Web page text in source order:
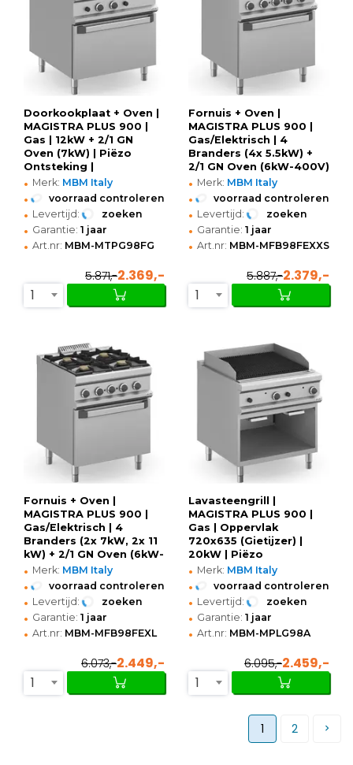
Doorkookplaat + Oven |
MAGISTRA PLUS 900 |
Gas | 12kW + 2/1 GN
Oven (7kW) | Piëzo
Ontsteking |
800x900x850(h)mm
• Merk: MBM Italy
• voorraad controleren
• Levertijd: zoeken
• Garantie: 1 jaar
• Art.nr: MBM-MTPG98FG
5.871,-2.369,-
1
Fornuis + Oven |
MAGISTRA PLUS 900 |
Gas/Elektrisch | 4
Branders (4x 5.5kW) +
2/1 GN Oven (6kW-400V)
| Waakvlam |
800x900x850(h)mm
• Merk: MBM Italy
• voorraad controleren
• Levertijd: zoeken
• Garantie: 1 jaar
• Art.nr: MBM-MFB98FEXXS
5.887,-2.379,-
1
Fornuis + Oven |
MAGISTRA PLUS 900 |
Gas/Elektrisch | 4
Branders (2x 7kW, 2x 11
kW) + 2/1 GN Oven (6kW-
400V) | Waakvlam |
800x900x850(h)mm
• Merk: MBM Italy
• voorraad controleren
• Levertijd: zoeken
• Garantie: 1 jaar
• Art.nr: MBM-MFB98FEXL
6.073,-2.449,-
1
Lavasteengrill |
MAGISTRA PLUS 900 |
Gas | Oppervlak
720x635 (Gietijzer) |
20kW | Piëzo
Ontsteking | Open
800x900x250(h)mm
• Merk: MBM Italy
• voorraad controleren
• Levertijd: zoeken
• Garantie: 1 jaar
• Art.nr: MBM-MPLG98A
6.095,-2.459,-
1
1 2